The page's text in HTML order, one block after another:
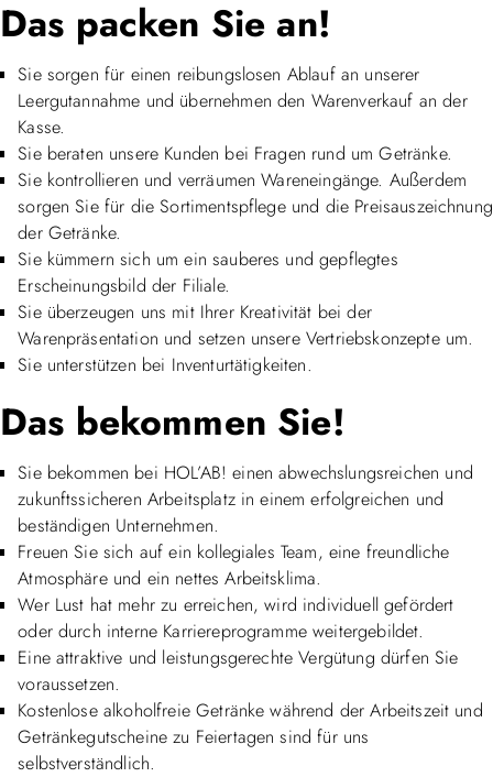
Das packen Sie an!
Sie sorgen für einen reibungslosen Ablauf an unserer
Leergutannahme und übernehmen den Warenverkauf an der
Kasse.
Sie beraten unsere Kunden bei Fragen rund um Getränke.
Sie kontrollieren und verräumen Wareneingänge. Außerdem
sorgen Sie für die Sortimentspflege und die Preisauszeichnung
der Getränke.
Sie kümmern sich um ein sauberes und gepflegtes
Erscheinungsbild der Filiale.
Sie überzeugen uns mit Ihrer Kreativität bei der
Warenpräsentation und setzen unsere Vertriebskonzepte um.
Sie unterstützen bei Inventurtätigkeiten.
Das bekommen Sie!
Sie bekommen bei HOL’AB! einen abwechslungsreichen und
zukunftssicheren Arbeitsplatz in einem erfolgreichen und
beständigen Unternehmen.
Freuen Sie sich auf ein kollegiales Team, eine freundliche
Atmosphäre und ein nettes Arbeitsklima.
Wer Lust hat mehr zu erreichen, wird individuell gefördert
oder durch interne Karriereprogramme weitergebildet.
Eine attraktive und leistungsgerechte Vergütung dürfen Sie
voraussetzen.
Kostenlose alkoholfreie Getränke während der Arbeitszeit und
Getränkegutscheine zu Feiertagen sind für uns
selbstverständlich.